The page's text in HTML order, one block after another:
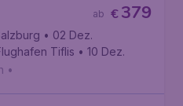
€379
ab
• 02 Dez.
Tiflis • 10 Dez.
•